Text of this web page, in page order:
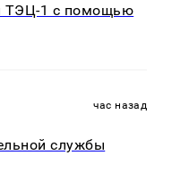
ТЭЦ-1 с помощью
час назад
службы